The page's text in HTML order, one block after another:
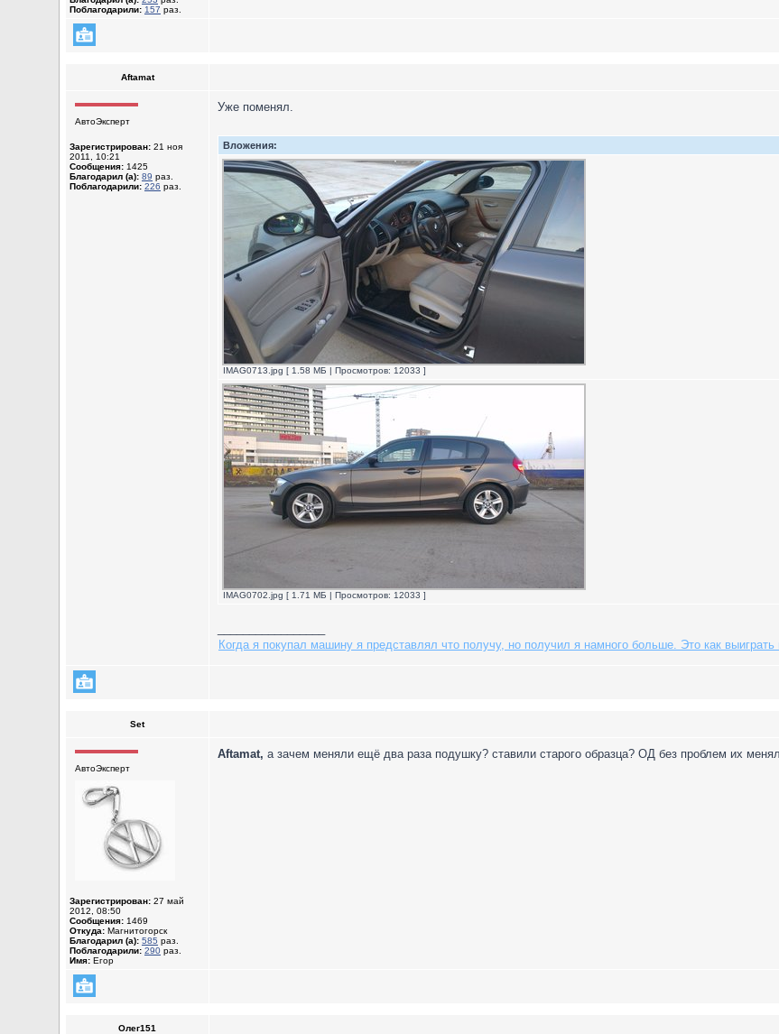
Поблагодарили: 157 раз.
Aftamat
АвтоЭксперт
Зарегистрирован: 21 ноя
2011, 10:21
Сообщения: 1425
Благодарил (а): 89 раз.
Поблагодарили: 226 раз.
Уже поменял.
Вложения:
IMAG0713.jpg [ 1.58 МБ | Просмотров: 12033 ]
IMAG0702.jpg [ 1.71 МБ | Просмотров: 12033 ]
Когда я покупал машину я представлял что получу, но получил я намного больше. Это как
Set
АвтоЭксперт
Зарегистрирован: 27 май
2012, 08:50
Сообщения: 1469
Откуда: Магнитогорск
Благодарил (а): 585 раз.
Поблагодарили: 290 раз.
Имя: Егор
Aftamat, а зачем меняли ещё два раза подушку? ставили старого образца? ОД без проблем их
Олег151